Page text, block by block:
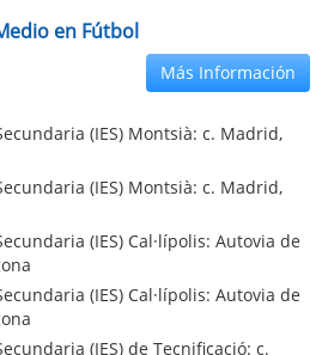
en Fútbol
Más Información
(IES) Montsià: c. Madrid,
(IES) Montsià: c. Madrid,
(IES) Cal·lípolis: Autovia de
(IES) Cal·lípolis: Autovia de
(IES) de Tecnificació: c.